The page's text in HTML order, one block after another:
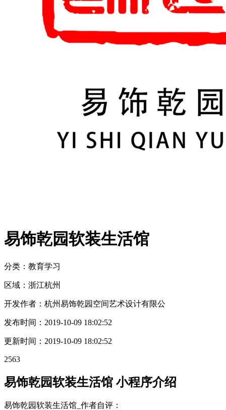
易饰乾园软装生活馆
分类：教育学习
区域： 浙江杭州
开发作者： 杭州易饰乾园空间艺术设计有限公
发布时间： 2019-10-09 18:02:52
更新时间： 2019-10-09 18:02:52
2563
易饰乾园软装生活馆 小程序介绍
易饰乾园软装生活馆_作者自评：